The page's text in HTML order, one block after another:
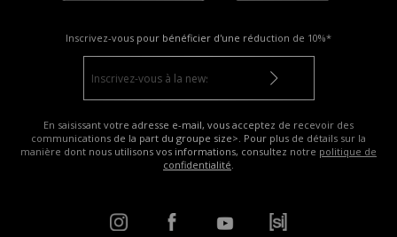
Inscrivez-vous pour bénéficier d'une réduction de 10%*
En saisissant votre adresse e-mail, vous acceptez de recevoir des
communications de la part du groupe size>. Pour plus de détails sur la
manière dont nous utilisons vos informations, consultez notre politique de
confidentialité.